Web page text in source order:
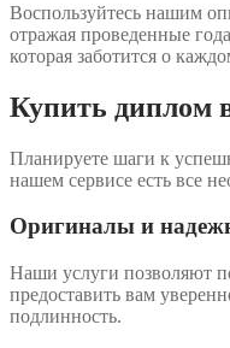
Воспользуйтесь нашим
отражая проведенные
которая заботится о
Купить диплом
Планируете шаги к
нашем сервисе есть все
Оригиналы и
Наши услуги позволяют
предоставить вам
подлинность.